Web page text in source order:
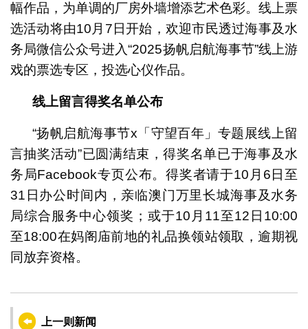
幅作品，为单调的厂房外墙增添艺术色彩。线上票
选活动将由10月7日开始，欢迎市民透过海事及水
务局微信公众号进入“2025扬帆启航海事节”线上游
戏的票选专区，投选心仪作品。
线上留言得奖名单公布
“扬帆启航海事节x「守望百年」专题展线上留
言抽奖活动”已圆满结束，得奖名单已于海事及水
务局Facebook专页公布。得奖者请于10月6日至
31日办公时间内，亲临澳门万里长城海事及水务
局综合服务中心领奖；或于10月11至12日10:00
至18:00在妈阁庙前地的礼品换领站领取，逾期视
同放弃资格。
上一则新闻